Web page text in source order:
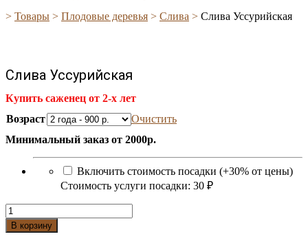
> Товары > Плодовые деревья > Слива > Слива Уссурийская
Слива Уссурийская
Купить саженец от 2-х лет
Возраст
Очистить
Минимальный заказ от 2000р.
Включить стоимость посадки (+30% от цены)
Стоимость услуги посадки: 30 ₽
Количество
Слива
Уссурийская
В корзину